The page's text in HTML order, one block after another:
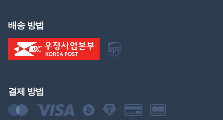
배송 방법
결제 방법